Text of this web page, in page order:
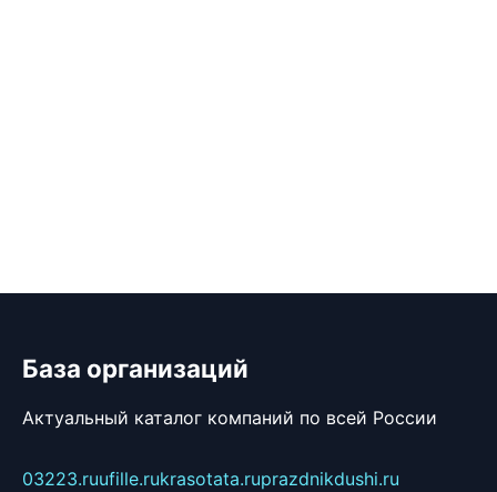
База организаций
Актуальный каталог компаний по всей России
03223.ruufille.rukrasotata.ruprazdnikdushi.ru